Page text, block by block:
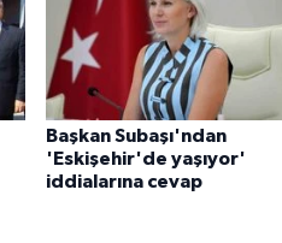
Başkan Subaşı'ndan
'Eskişehir'de yaşıyor'
iddialarına cevap